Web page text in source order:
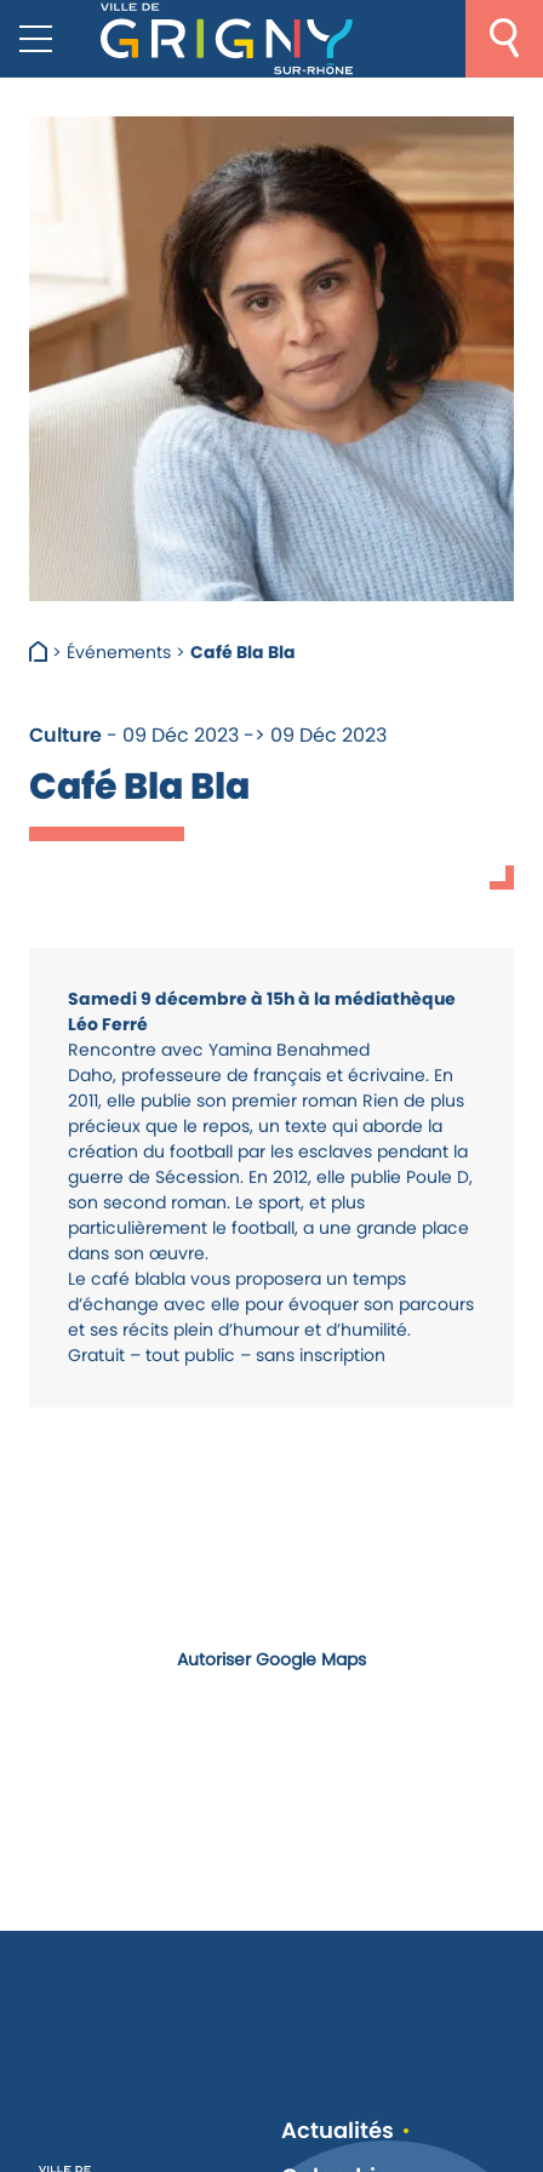
> Événements> Café Bla Bla
Culture - 09 Déc 2023 -> 09 Déc 2023
Café Bla Bla
Samedi9 décembre à 15h à la médiathèque
Léo Ferré
Rencontre avec Yamina Benahmed
Daho, professeure de français et écrivaine. En
2011, elle publie son premier roman Rien de plus
précieux que le repos, un texte qui aborde la
création du football par les esclaves pendant la
guerre de Sécession. En 2012, elle publie Poule D,
son second roman. Le sport, et plus
particulièrement le football, a une grande place
dans son œuvre.
Le café blabla vous proposera un temps
d’échange avec elle pour évoquer son parcours
et ses récits plein d’humour et d’humilité.
Gratuit – tout public – sans inscription
Autoriser Google Maps
Actualités